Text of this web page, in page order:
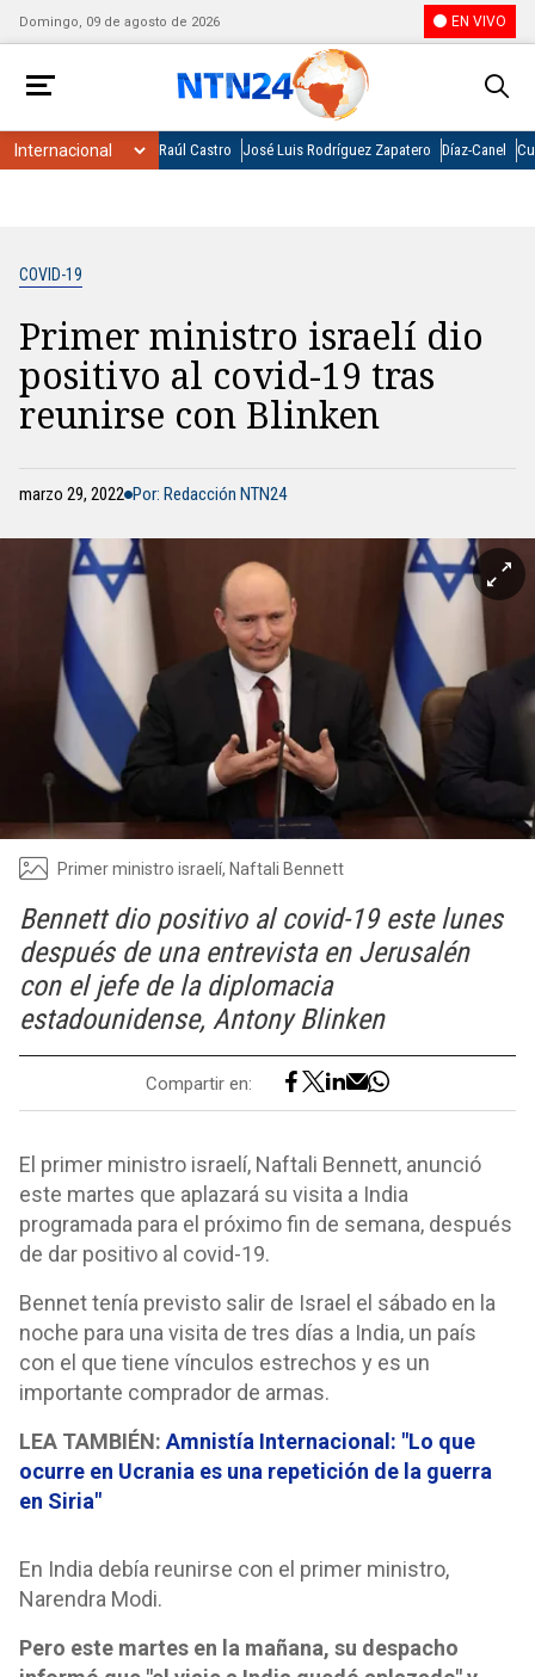
Domingo, 09 de agosto de 2026 EN VIVO
Raúl Castro José Luis Rodríguez Zapatero Díaz-Canel
COVID-19
Primer ministro israelí dio
positivo al covid-19 tras
reunirse con Blinken
marzo 29, 2022 Por: Redacción NTN24
Primer ministro israelí, Naftali Bennett
Bennett dio positivo al covid-19 este lunes
después de una entrevista en Jerusalén
con el jefe de la diplomacia
estadounidense, Antony Blinken
Compartir en:
El primer ministro israelí, Naftali Bennett, anunció
este martes que aplazará su visita a India
programada para el próximo fin de semana, después
de dar positivo al covid-19.
Bennet tenía previsto salir de Israel el sábado en la
noche para una visita de tres días a India, un país
con el que tiene vínculos estrechos y es un
importante comprador de armas.
LEA TAMBIÉN: Amnistía Internacional: "Lo que
ocurre en Ucrania es una repetición de la guerra
en Siria"
En India debía reunirse con el primer ministro,
Narendra Modi.
Pero este martes en la mañana, su despacho